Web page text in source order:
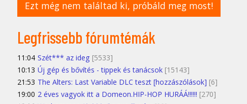
Ezt még nem találtad ki, próbáld meg most!
Legfrissebb fórumtémák
11:04 Szét*** az ideg [5533]
10:13 Új gép és bővítés - tippek és tanácsok [15143]
21:53 The Alters: Last Variable DLC teszt [hozzászólások] [6]
19:00 2 éves vagyok itt a Domeon.HIP-HOP HURÁÁ!!!!!! [270]